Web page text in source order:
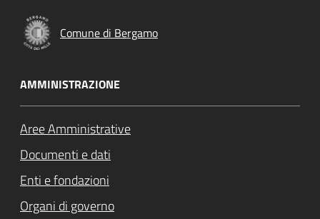
Comune di Bergamo
AMMINISTRAZIONE
Aree Amministrative
Documenti e dati
Enti e fondazioni
Organi di governo